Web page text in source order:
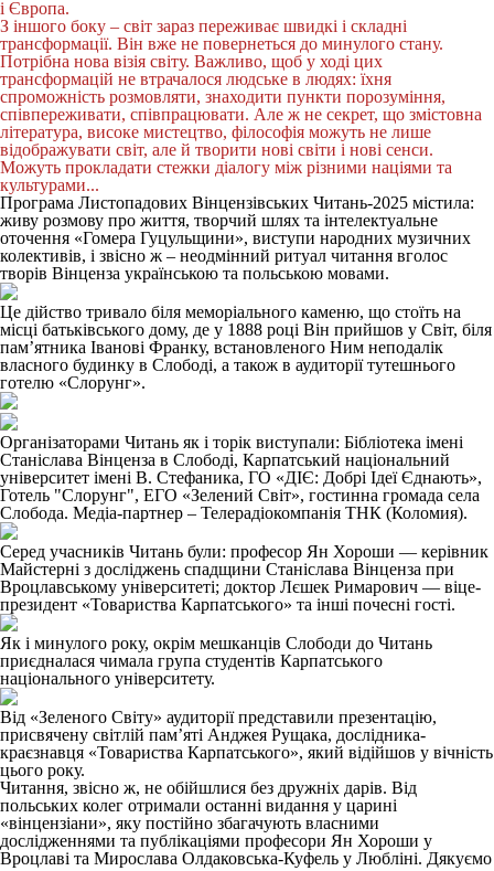
і Європа.
З іншого боку – світ зараз переживає швидкі і складні
трансформації. Він вже не повернеться до минулого стану.
Потрібна нова візія світу. Важливо, щоб у ході цих
трансформацій не втрачалося людське в людях: їхня
спроможність розмовляти, знаходити пункти порозуміння,
співпереживати, співпрацювати. Але ж не секрет, що змістовна
література, високе мистецтво, філософія можуть не лише
відображувати світ, але й творити нові світи і нові сенси.
Можуть прокладати стежки діалогу між різними націями та
культурами...
Програма Листопадових Вінцензівських Читань-2025 містила:
живу розмову про життя, творчий шлях та інтелектуальне
оточення «Гомера Гуцульщини», виступи народних музичних
колективів, і звісно ж – неодмінний ритуал читання вголос
творів Вінценза українською та польською мовами.
Це дійство тривало біля меморіального каменю, що стоїть на
місці батьківського дому, де у 1888 році Він прийшов у Світ, біля
пам’ятника Іванові Франку, встановленого Ним неподалік
власного будинку в Слободі, а також в аудиторії тутешнього
готелю «Слорунг».
Організаторами Читань як і торік виступали: Бібліотека імені
Станіслава Вінценза в Слободі, Карпатський національний
університет імені В. Стефаника, ГО «ДІЄ: Добрі Ідеї Єднають»,
Готель "Слорунг", ЕГО «Зелений Світ», гостинна громада села
Слобода. Медіа-партнер – Телерадіокомпанія ТНК (Коломия).
Серед учасників Читань були: професор Ян Хороши — керівник
Майстерні з досліджень спадщини Станіслава Вінценза при
Вроцлавському університеті; доктор Лєшек Римарович — віце-
президент «Товариства Карпатського» та інші почесні гості.
Як і минулого року, окрім мешканців Слободи до Читань
приєдналася чимала група студентів Карпатського
національного університету.
Від «Зеленого Світу» аудиторії представили презентацію,
присвячену світлій пам’яті Анджея Рущака, дослідника-
краєзнавця «Товариства Карпатського», який відійшов у вічність
цього року.
Читання, звісно ж, не обійшлися без дружніх дарів. Від
польських колег отримали останні видання у царині
«вінцензіани», яку постійно збагачують власними
дослідженнями та публікаціями професори Ян Хороши у
Вроцлаві та Мирослава Олдаковська-Куфель у Любліні. Дякуємо